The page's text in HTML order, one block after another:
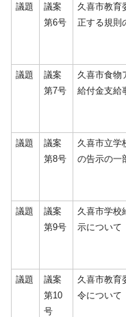
議題
議案
第6号
久喜市教育
正する規則
議題
議案
第7号
久喜市食物
給付金支給
議題
議案
第8号
久喜市立学
の告示の一
議題
議案
第9号
久喜市学校
示について
議題
議案
第10
号
久喜市教育
令について